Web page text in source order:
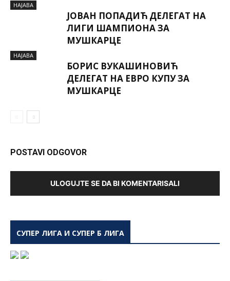
НАЈАВА
ЈОВАН ПОПАДИЋ ДЕЛЕГАТ НА
ЛИГИ ШАМПИОНА ЗА
МУШКАРЦЕ
НАЈАВА
БОРИС ВУКАШИНОВИЋ
ДЕЛЕГАТ НА ЕВРО КУПУ ЗА
МУШКАРЦЕ
POSTAVI ODGOVOR
ULOGUJTE SE DA BI KOMENTARISALI
СУПЕР ЛИГА И СУПЕР Б ЛИГА